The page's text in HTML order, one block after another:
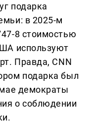
подарка
в 2025-м
8 стоимостью
используют
Правда, CNN
подарка был
демократы
о соблюдении